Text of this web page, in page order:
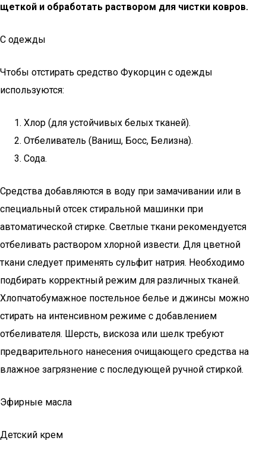
щеткой и обработать раствором для чистки ковров.
С одежды
Чтобы отстирать средство Фукорцин с одежды
используются:
Хлор (для устойчивых белых тканей).
Отбеливатель (Ваниш, Босс, Белизна).
Сода.
Средства добавляются в воду при замачивании или в
специальный отсек стиральной машинки при
автоматической стирке. Светлые ткани рекомендуется
отбеливать раствором хлорной извести. Для цветной
ткани следует применять сульфит натрия. Необходимо
подбирать корректный режим для различных тканей.
Хлопчатобумажное постельное белье и джинсы можно
стирать на интенсивном режиме с добавлением
отбеливателя. Шерсть, вискоза или шелк требуют
предварительного нанесения очищающего средства на
влажное загрязнение с последующей ручной стиркой.
Эфирные масла
Детский крем